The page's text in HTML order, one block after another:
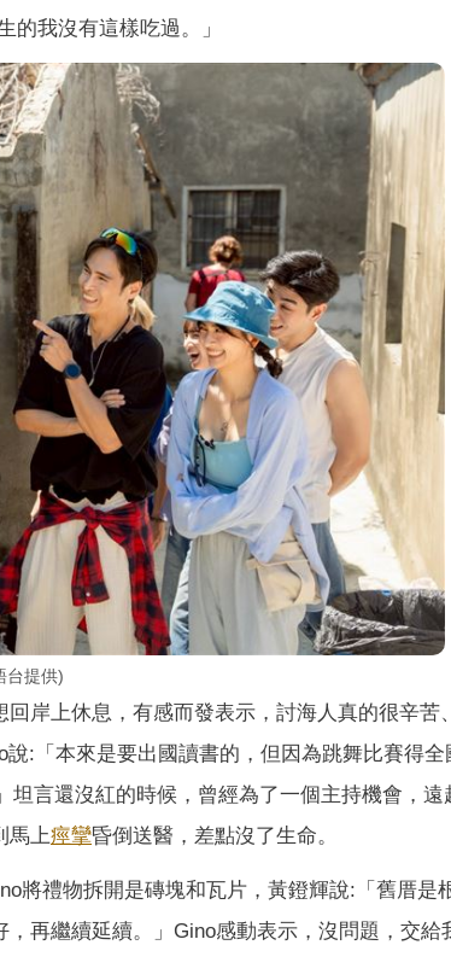
的我沒有這樣吃過。」
台提供)
回岸上休息，有感而發表示，討海人真的很辛苦
:「本來是要出國讀書的，但因為跳舞比賽得全
坦言還沒紅的時候，曾經為了一個主持機會，遠
馬上痙攣昏倒送醫，差點沒了生命。
將禮物拆開是磚塊和瓦片，黃鐙輝說:「舊厝是
再繼續延續。」Gino感動表示，沒問題，交給